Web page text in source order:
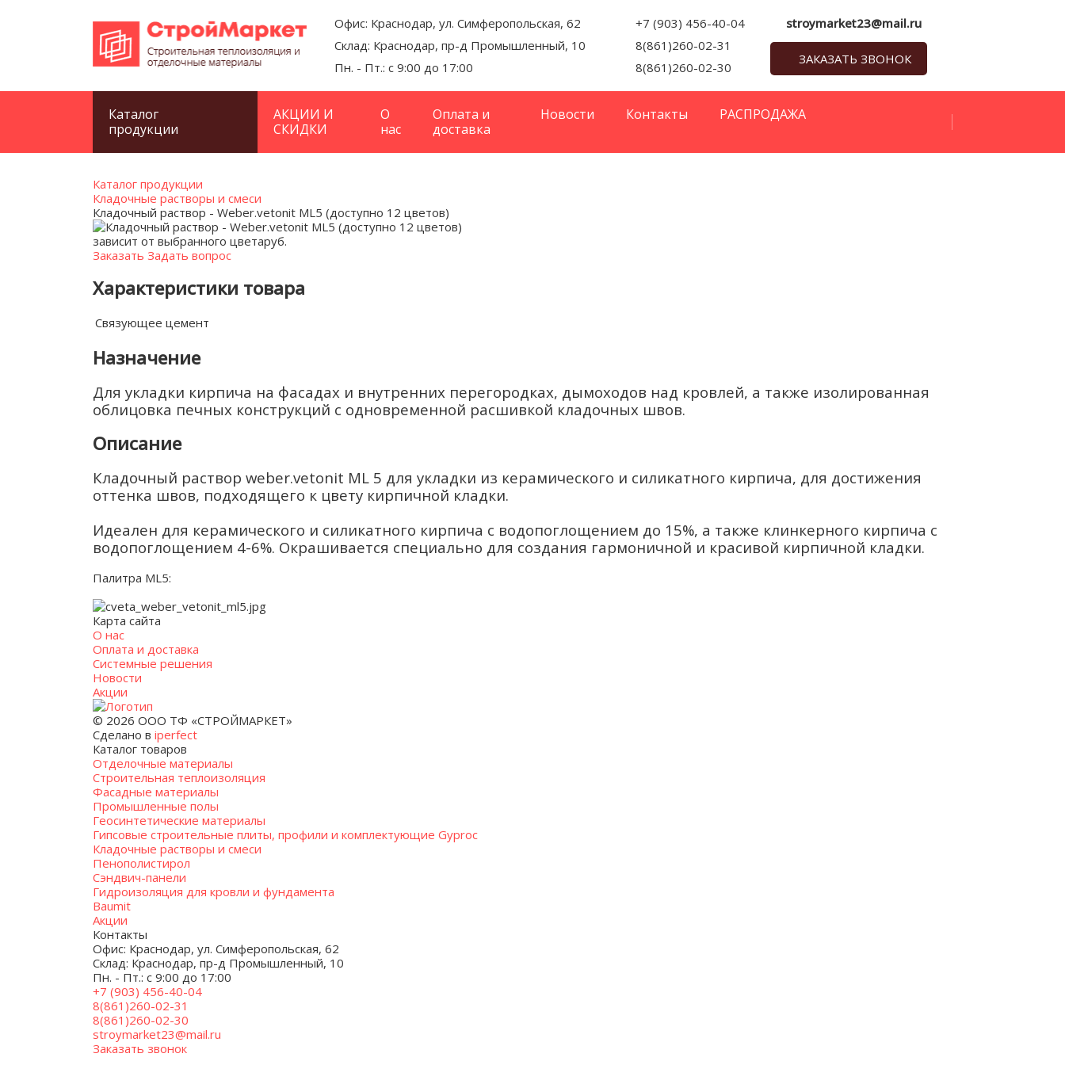
Офис: Краснодар, ул. Симферопольская, 62
Склад: Краснодар, пр-д Промышленный, 10
Пн. - Пт.: с 9:00 до 17:00
+7 (903) 456-40-04
8(861)260-02-31
8(861)260-02-30
stroymarket23@mail.ru
ЗАКАЗАТЬ ЗВОНОК
Каталог
продукции
АКЦИИ И
СКИДКИ
О
нас
Оплата и
доставка
Новости Контакты РАСПРОДАЖА
Каталог продукции
Кладочные растворы и смеси
Кладочный раствор - Weber.vetonit ML5 (доступно 12 цветов)
зависит от выбранного цветаруб.
Заказать Задать вопрос
Характеристики товара
Связующее цемент
Назначение
Для укладки кирпича на фасадах и внутренних перегородках, дымоходов над кровлей, а также изолированная
облицовка печных конструкций с одновременной расшивкой кладочных швов.
Описание
Кладочный раствор weber.vetonit ML 5 для укладки из керамического и силикатного кирпича, для достижения
оттенка швов, подходящего к цвету кирпичной кладки.
Идеален для керамического и силикатного кирпича с водопоглощением до 15%, а также клинкерного кирпича с
водопоглощением 4-6%. Окрашивается специально для создания гармоничной и красивой кирпичной кладки.
Палитра ML5:
Карта сайта
О нас
Оплата и доставка
Системные решения
Новости
Акции
© 2026 ООО ТФ «СТРОЙМАРКЕТ»
Сделано в iperfect
Каталог товаров
Отделочные материалы
Строительная теплоизоляция
Фасадные материалы
Промышленные полы
Геосинтетические материалы
Гипсовые строительные плиты, профили и комплектующие Gyproc
Кладочные растворы и смеси
Пенополистирол
Сэндвич-панели
Гидроизоляция для кровли и фундамента
Baumit
Акции
Контакты
Офис: Краснодар, ул. Симферопольская, 62
Склад: Краснодар, пр-д Промышленный, 10
Пн. - Пт.: с 9:00 до 17:00
+7 (903) 456-40-04
8(861)260-02-31
8(861)260-02-30
stroymarket23@mail.ru
Заказать звонок